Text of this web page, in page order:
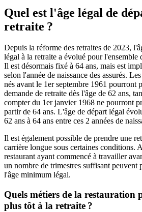
Quel est l'âge légal de
retraite ?
Depuis la réforme des retraites de 2023,
légal à la retraite a évolué pour l'ensemble
Il est désormais fixé à 64 ans, mais est
selon l'année de naissance des assurés.
nés avant le 1er septembre 1961 pourront
demande de retraite dès l'âge de 62 ans,
compter du 1er janvier 1968 ne pourront
partir de 64 ans. L'âge de départ légal
62 ans à 64 ans entre ces 2 années de
Il est également possible de prendre une
carrière longue sous certaines conditions.
restaurant ayant commencé à travailler
un nombre de trimestres suffisant peuvent
l'âge minimum légal.
Quels métiers de la restauration
plus tôt à la retraite ?